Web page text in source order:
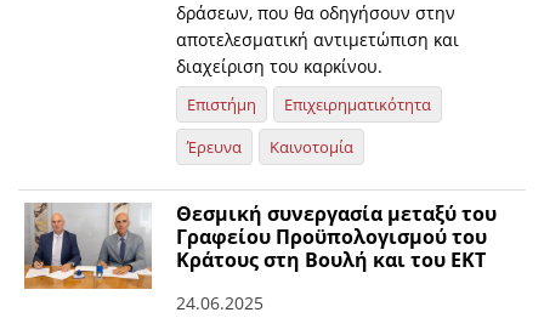
δράσεων, που θα οδηγήσουν στην
αποτελεσματική αντιμετώπιση και
διαχείριση του καρκίνου.
Επιστήμη
Επιχειρηματικότητα
Έρευνα
Καινοτομία
Θεσμική συνεργασία μεταξύ του
Γραφείου Προϋπολογισμού του
Κράτους στη Βουλή και του ΕΚΤ
24.06.2025